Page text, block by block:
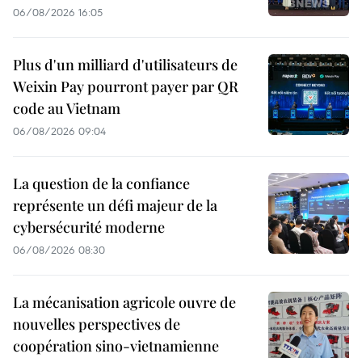
06/08/2026 16:05
Plus d'un milliard d'utilisateurs de
Weixin Pay pourront payer par QR
code au Vietnam
06/08/2026 09:04
La question de la confiance
représente un défi majeur de la
cybersécurité moderne
06/08/2026 08:30
La mécanisation agricole ouvre de
nouvelles perspectives de
coopération sino-vietnamienne